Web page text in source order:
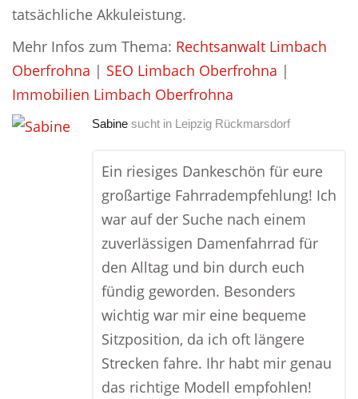
tatsächliche Akkuleistung.
Mehr Infos zum Thema: Rechtsanwalt Limbach
Oberfrohna | SEO Limbach Oberfrohna |
Immobilien Limbach Oberfrohna
Sabine sucht in Leipzig Rückmarsdorf
Ein riesiges Dankeschön für eure
großartige Fahrradempfehlung! Ich
war auf der Suche nach einem
zuverlässigen Damenfahrrad für
den Alltag und bin durch euch
fündig geworden. Besonders
wichtig war mir eine bequeme
Sitzposition, da ich oft längere
Strecken fahre. Ihr habt mir genau
das richtige Modell empfohlen!